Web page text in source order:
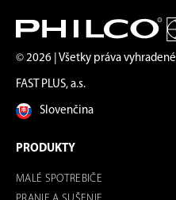
© 2026 | Všetky práva vyhradené
FAST PLUS, a.s.
Slovenčina
PRODUKTY
MALÉ SPOTREBIČE